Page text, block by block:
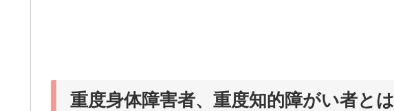
重度身体障害者、重度知的障がい者とは